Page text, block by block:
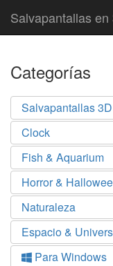
Salvapantallas en
Categorías
Salvapantallas 3D
Clock
Fish & Aquarium
Horror &
Naturaleza
Espacio &
Para Windows